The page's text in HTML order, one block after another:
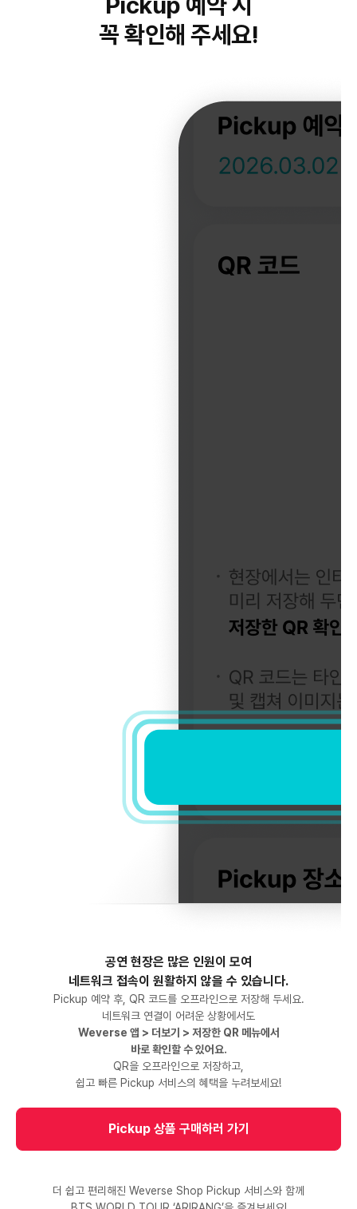
꼭 확인해 주세요!
공연 현장은 많은 인원이 모여
네트워크 접속이 원활하지 않을 수 있습니다.
Pickup 예약 후, QR 코드를 오프라인으로 저장해 두세요.
네트워크 연결이 어려운 상황에서도
Weverse 앱 > 더보기 > 저장한 QR 메뉴에서
바로 확인할 수 있어요.
QR을 오프라인으로 저장하고,
쉽고 빠른 Pickup 서비스의 혜택을 누려보세요!
Pickup 상품 구매하러 가기
더 쉽고 편리해진 Weverse Shop Pickup 서비스와 함께